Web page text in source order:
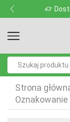
Strona